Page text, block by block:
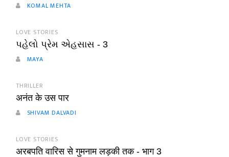
KOMAL MEHTA
LOVE STORIES
પહેલો પ્રેમ એહસાસ - 3
MAYA
THRILLER
अनंत के उस पार
SHIVAM DALVADI
LOVE STORIES
अरबपति वारिस से गुमनाम लड़की तक - भाग 3